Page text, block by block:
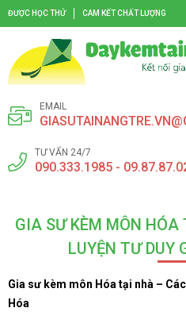
ĐƯỢC HỌC THỬ CAM KẾT CHẤT LƯỢNG
EMAIL
TƯ VẤN 24/7
090.333.1985 -
GIA SƯ KÈM MÔN
LUYỆN TƯ DUY
Gia sư kèm môn Hóa tại nhà –
Hóa